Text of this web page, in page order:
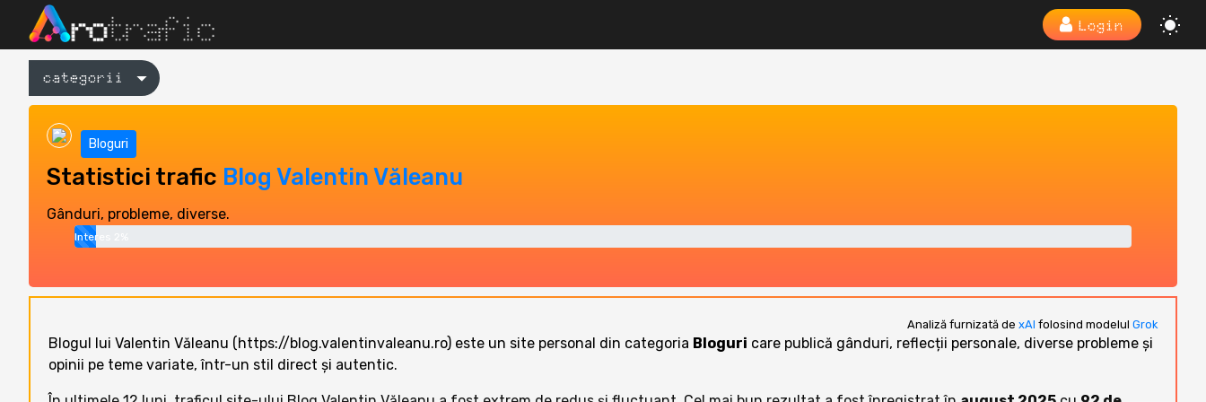
Login
categorii
Bloguri
Statistici trafic Blog Valentin Văleanu
Gânduri, probleme, diverse.
Interes 2%
Analiză furnizată de xAI folosind modelul Grok
Blogul lui Valentin Văleanu (https://blog.valentinvaleanu.ro) este un site personal din categoria Bloguri care publică gânduri, reflecții personale, diverse probleme și
opinii pe teme variate, într-un stil direct și autentic.